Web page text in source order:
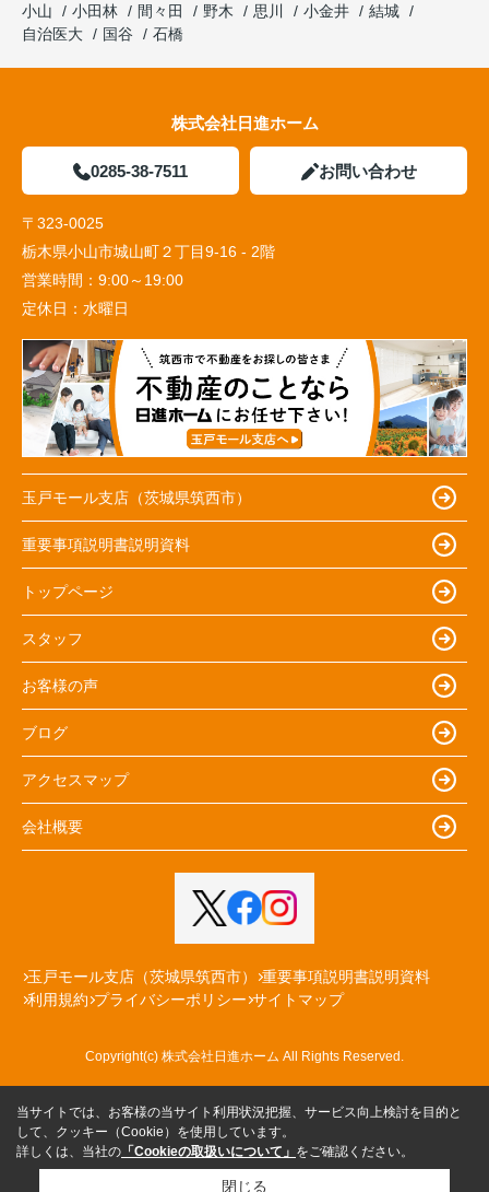
小山
小田林 間々田 野木 思川 小金井
結城
自治医大
国谷 石橋
株式会社日進ホーム
0285-38-7511 お問い合わせ
〒323-0025
栃木県小山市城山町２丁目9-16 - 2階
営業時間： 9:00～19:00
定休日： 水曜日
玉戸モール支店（茨城県筑西市）
重要事項説明書説明資料
トップページ
スタッフ
お客様の声
ブログ
アクセスマップ
会社概要
玉戸モール支店（茨城県筑西市）
重要事項説明書説明資料
利用規約 プライバシーポリシー サイトマップ
Copyright(c) 株式会社日進ホーム All Rights Reserved.
当サイトでは、お客様の当サイト利用状況把握、サービス向上検討を目的と
して、クッキー（Cookie）を使用しています。
詳しくは、当社の 「Cookieの取扱いについて」 をご確認ください。
閉じる